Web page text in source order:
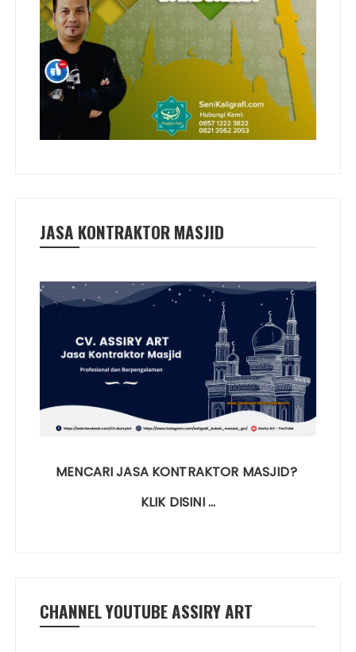
JASA KONTRAKTOR MASJID
MENCARI JASA KONTRAKTOR MASJID?
KLIK DISINI …
CHANNEL YOUTUBE ASSIRY ART